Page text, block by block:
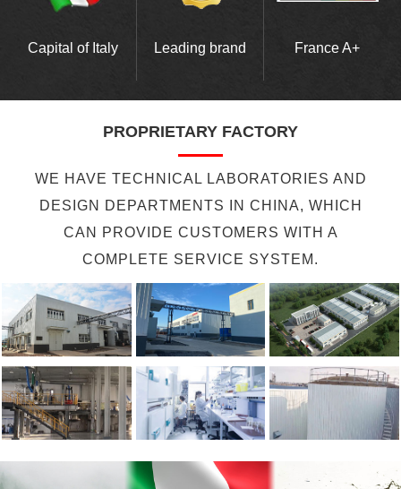
Capital of Italy Leading brand France A+
PROPRIETARY FACTORY
WE HAVE TECHNICAL LABORATORIES AND
DESIGN DEPARTMENTS IN CHINA, WHICH
CAN PROVIDE CUSTOMERS WITH A
COMPLETE SERVICE SYSTEM.